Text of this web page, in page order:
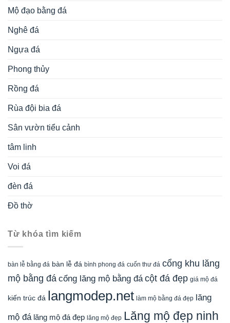
Mộ đạo bằng đá
Nghê đá
Ngựa đá
Phong thủy
Rồng đá
Rùa đội bia đá
Sân vườn tiểu cảnh
tâm linh
Voi đá
đèn đá
Đồ thờ
Từ khóa tìm kiếm
bàn lễ bằng đá bàn lễ đá bình phong đá cuốn thư đá cổng khu lăng
mộ bằng đá cổng lăng mộ bằng đá cột đá đẹp giá mộ đá
kiến trúc đá langmodep.net làm mộ bằng đá đẹp lăng
mộ đá lăng mộ đá đẹp lăng mộ đẹp Lăng mộ đẹp ninh